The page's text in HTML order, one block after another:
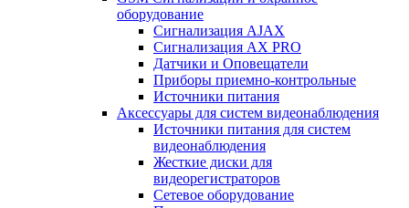
оборудование
Сигнализация AJAX
Сигнализация AX PRO
Датчики и Оповещатели
Приборы приемно-контрольные
Источники питания
Аксессуары для систем видеонаблюдения
Источники питания для систем
видеонаблюдения
Жесткие диски для
видеорегистраторов
Сетевое оборудование